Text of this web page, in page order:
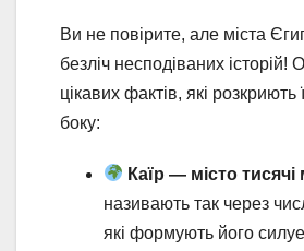
Ви не повірите, але міста
безліч несподіваних історій!
цікавих фактів, які розкриють
боку:
Каїр — місто тисячі
називають так через
які формують його